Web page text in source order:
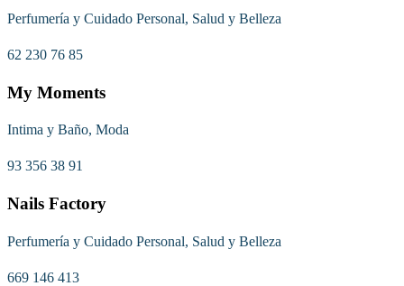
Perfumería y Cuidado Personal, Salud y Belleza
62 230 76 85
My Moments
Intima y Baño, Moda
93 356 38 91
Nails Factory
Perfumería y Cuidado Personal, Salud y Belleza
669 146 413